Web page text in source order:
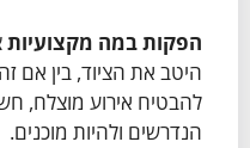
הפקות במה מקצועיות
היטב את הציוד, בין אם
להבטיח אירוע מוצלח,
הנדרשים ולהיות מוכנים.